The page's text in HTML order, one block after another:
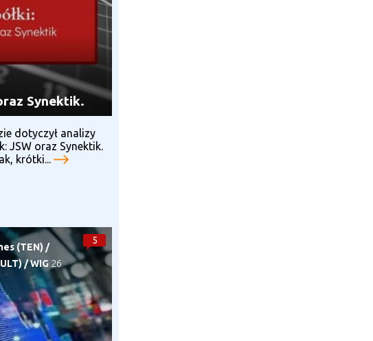
Synektik.
dotyczył analizy
JSW oraz Synektik.
krótki...
5
(TEN) /
/WIG 26